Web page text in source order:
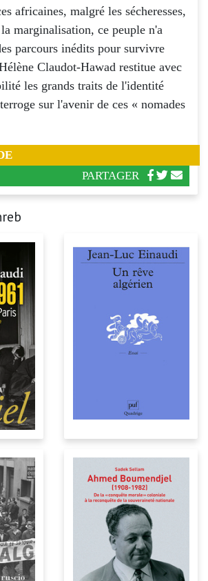
africaines, malgré les sécheresses,
marginalisation, ce peuple n'a
parcours inédits pour survivre
Claudot-Hawad restitue avec
les grands traits de l'identité
sur l'avenir de ces « nomades
PARTAGER